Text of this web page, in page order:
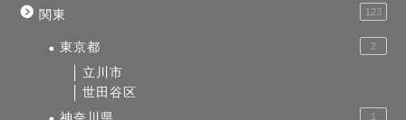
関東 123
東京都 2
立川市
世田谷区
1